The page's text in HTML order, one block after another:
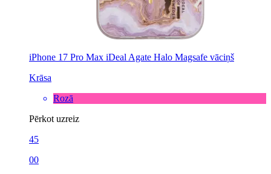
iPhone 17 Pro Max iDeal Agate Halo Magsafe vāciņš
Krāsa
Rozā
Pērkot uzreiz
45
00